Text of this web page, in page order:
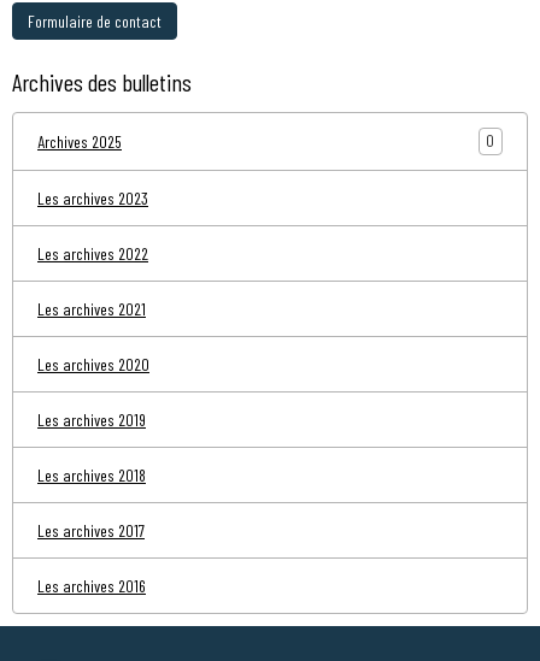
Formulaire de contact
Archives des bulletins
Archives 2025 0
Les archives 2023
Les archives 2022
Les archives 2021
Les archives 2020
Les archives 2019
Les archives 2018
Les archives 2017
Les archives 2016